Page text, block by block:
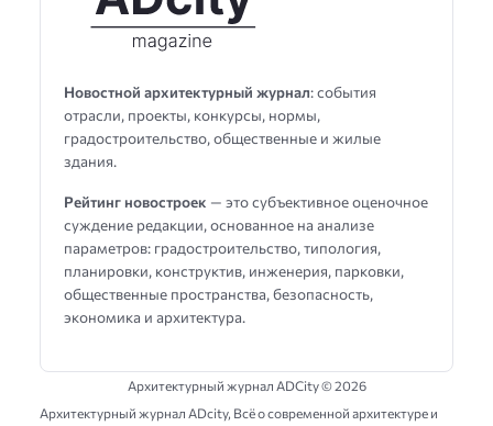
Новостной архитектурный журнал: события
отрасли, проекты, конкурсы, нормы,
градостроительство, общественные и жилые
здания.
Рейтинг новостроек — это субъективное оценочное
суждение редакции, основанное на анализе
параметров: градостроительство, типология,
планировки, конструктив, инженерия, парковки,
общественные пространства, безопасность,
экономика и архитектура.
Архитектурный журнал ADCity ©2026
Архитектурный журнал ADсity, Всё о современной архитектуре и